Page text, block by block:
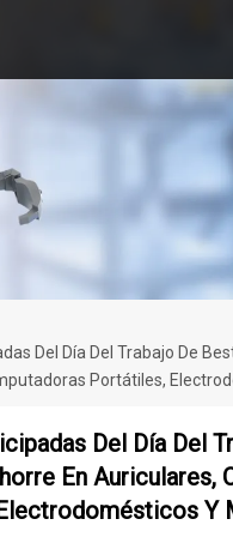
Del Día Del Trabajo De
Portátiles,
Del Día Del
En Auriculares,
Y